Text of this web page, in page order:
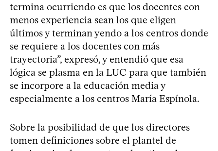
termina ocurriendo es que los docentes con
menos experiencia sean los que eligen
últimos y terminan yendo a los centros donde
se requiere a los docentes con más
trayectoria”, expresó, y entendió que esa
lógica se plasma en la LUC para que también
se incorpore a la educación media y
especialmente a los centros María Espínola.
Sobre la posibilidad de que los directores
tomen definiciones sobre el plantel de